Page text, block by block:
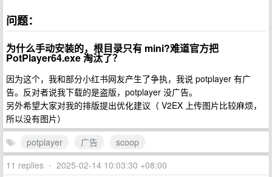
问题：
为什么手动安装的，根目录只有 mini?难道官方把
PotPlayer64.exe 淘汰了？
因为这个，我和部分小红书网友产生了争执，我说 potplayer 有广
告。反对者说我下载的是盗版，potplayer 没广告。
另外希望大家对我的排版提出优化建议（ V2EX 上传图片比较麻烦，
所以没有图片）
potplayer
广告
scoop
11 replies • 2025-02-14 10:03:30 +08:00